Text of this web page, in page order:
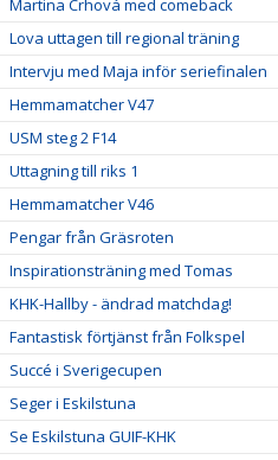
Martina Crhová med comeback
Lova uttagen till regional träning
Intervju med Maja inför seriefinalen
Hemmamatcher V47
USM steg 2 F14
Uttagning till riks 1
Hemmamatcher V46
Pengar från Gräsroten
Inspirationsträning med Tomas
KHK-Hallby - ändrad matchdag!
Fantastisk förtjänst från Folkspel
Succé i Sverigecupen
Seger i Eskilstuna
Se Eskilstuna GUIF-KHK